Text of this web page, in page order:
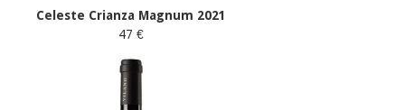
Celeste Crianza Magnum 2021
47 €